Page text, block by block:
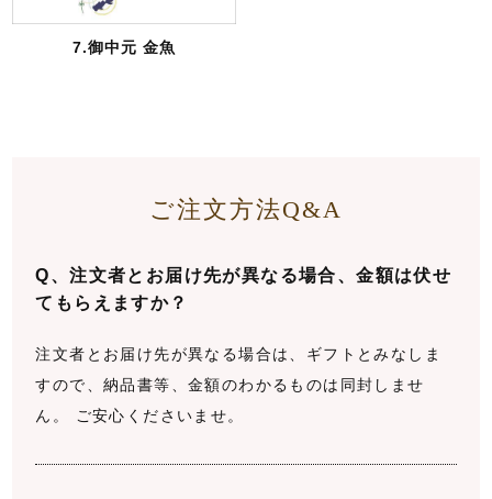
7.御中元 金魚
ご注文方法Q&A
注文者とお届け先が異なる場合、金額は伏せ
てもらえますか？
注文者とお届け先が異なる場合は、ギフトとみなしま
すので、納品書等、金額のわかるものは同封しませ
ん。
ご安心くださいませ。